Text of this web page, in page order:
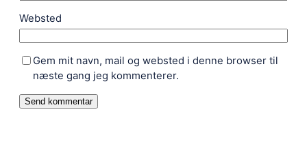
Websted
Gem mit navn, mail og websted i denne browser til
næste gang jeg kommenterer.